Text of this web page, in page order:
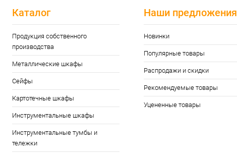
Каталог
Продукция собственного
производства
Металлические шкафы
Сейфы
Картотечные шкафы
Инструментальные шкафы
Инструментальные тумбы и
тележки
Наши предложения
Новинки
Популярные товары
Распродажи и скидки
Рекомендуемые товары
Уцененные товары